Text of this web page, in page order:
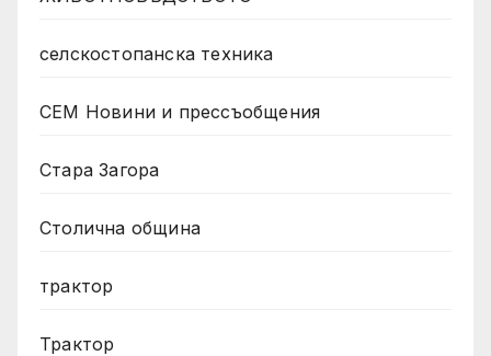
селскостопанска техника
СЕМ Новини и прессъобщения
Стара Загора
Столична община
трактор
Трактор